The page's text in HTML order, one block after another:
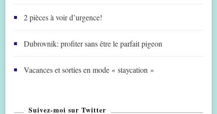
2 pièces à voir d’urgence!
Dubrovnik: profiter sans être le parfait pigeon
Vacances et sorties en mode « staycation »
Suivez-moi sur Twitter